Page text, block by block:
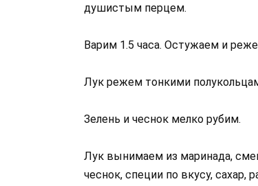
душистым перцем.
Варим 1.5 часа. Остужаем и
Лук режем тонкими
Зелень и чеснок мелко рубим.
Лук вынимаем из маринада,
чеснок, специи по вкусу, сахар,